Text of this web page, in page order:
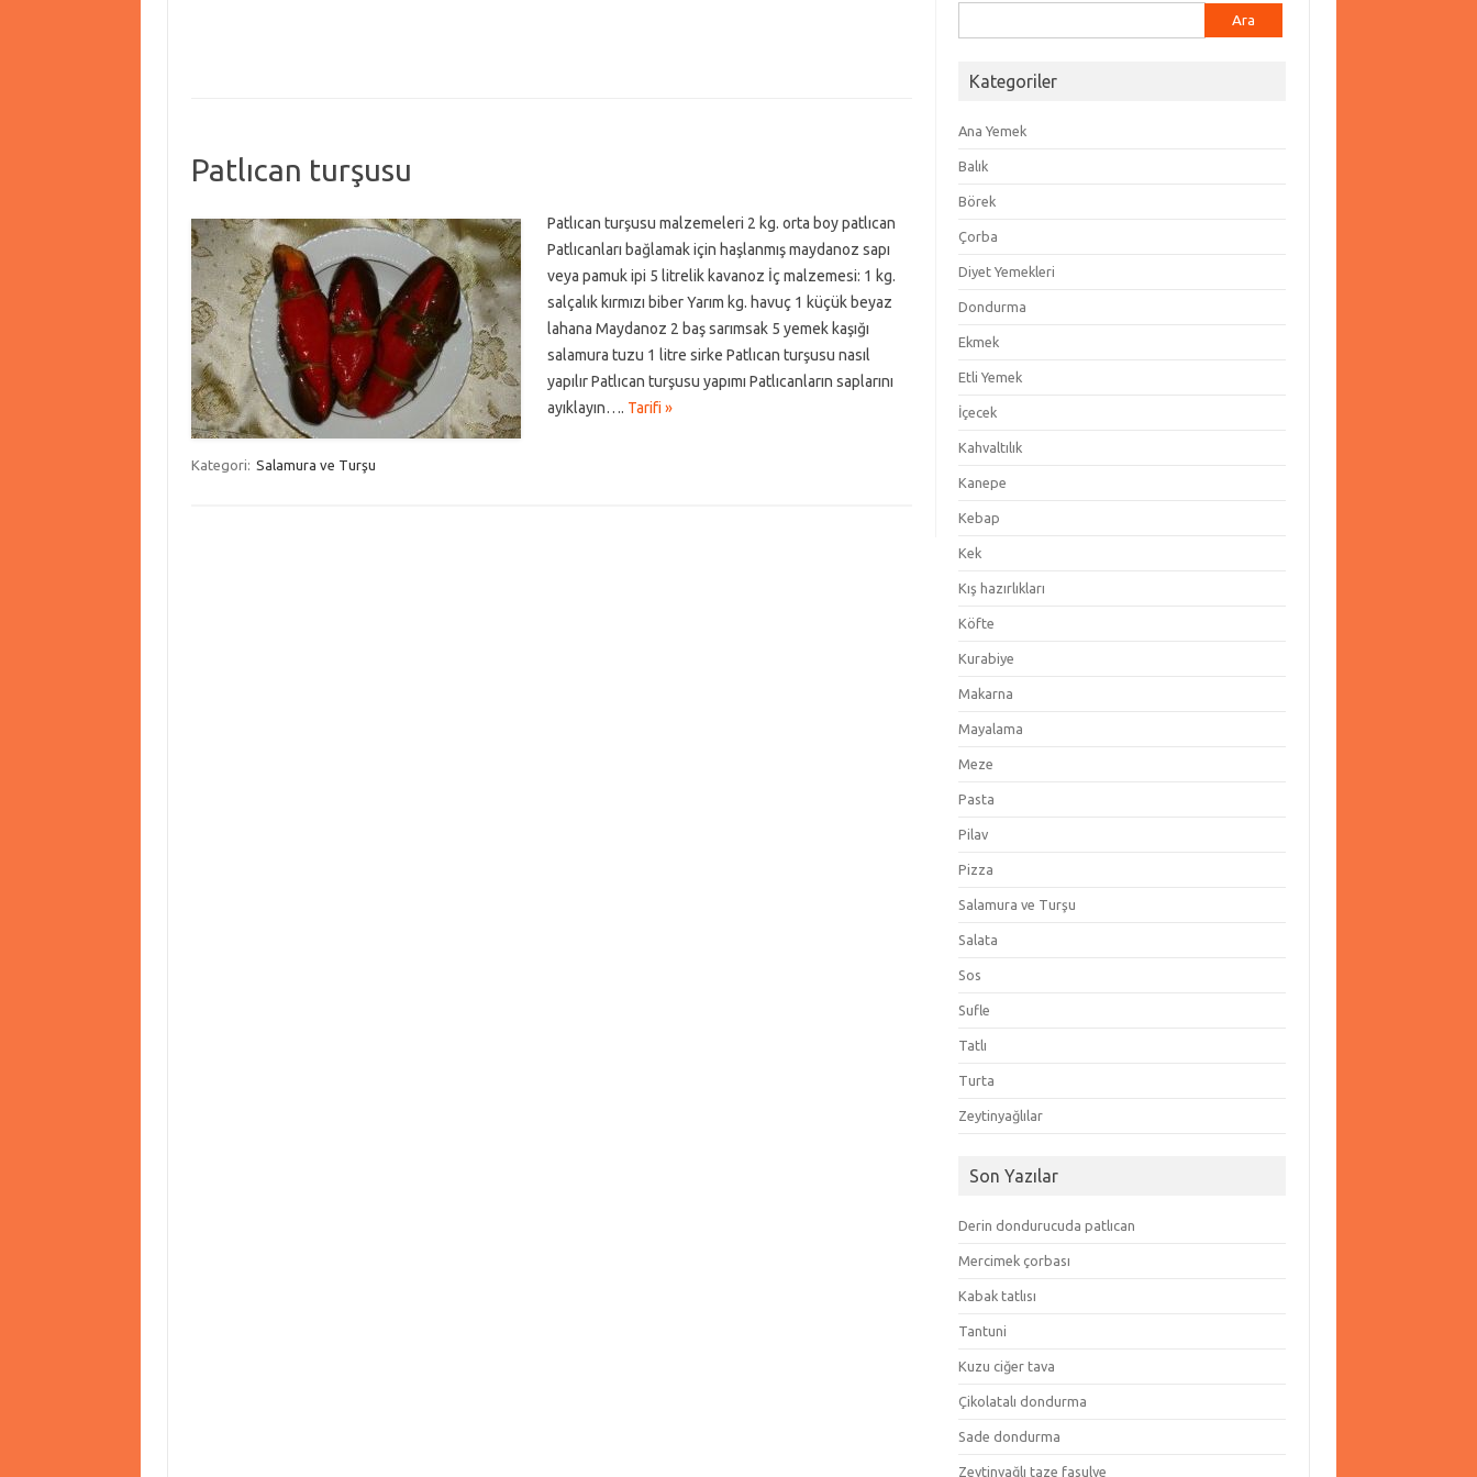
Patlıcan turşusu
Patlıcan turşusu malzemeleri 2 kg. orta boy patlıcan
Patlıcanları bağlamak için haşlanmış maydanoz sapı
veya pamuk ipi 5 litrelik kavanoz İç malzemesi: 1 kg.
salçalık kırmızı biber Yarım kg. havuç 1 küçük beyaz
lahana Maydanoz 2 baş sarımsak 5 yemek kaşığı
salamura tuzu 1 litre sirke Patlıcan turşusu nasıl
yapılır Patlıcan turşusu yapımı Patlıcanların saplarını
ayıklayın…. Tarifi »
Kategori: Salamura ve Turşu
Kategoriler
Ana Yemek
Balık
Börek
Çorba
Diyet Yemekleri
Dondurma
Ekmek
Etli Yemek
İçecek
Kahvaltılık
Kanepe
Kebap
Kek
Kış hazırlıkları
Köfte
Kurabiye
Makarna
Mayalama
Meze
Pasta
Pilav
Pizza
Salamura ve Turşu
Salata
Sos
Sufle
Tatlı
Turta
Zeytinyağlılar
Son Yazılar
Derin dondurucuda patlıcan
Mercimek çorbası
Kabak tatlısı
Tantuni
Kuzu ciğer tava
Çikolatalı dondurma
Sade dondurma
Zeytinyağlı taze fasulye